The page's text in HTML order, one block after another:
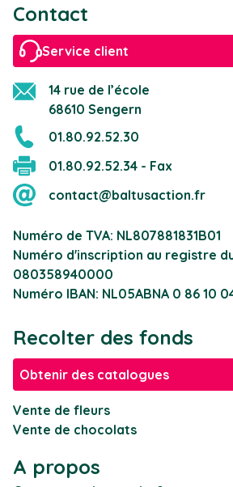
Contact
Service client
14 rue de l’école
68610 Sengern
01.80.92.52.30
01.80.92.52.34 - Fax
contact@baltusaction.fr
Numéro de TVA: NL807881831B01
Numéro d'inscription au registre
080358940000
Numéro IBAN: NL05ABNA 0 86 10
Recolter des fonds
Obtenir des catalogues
Vente de fleurs
Vente de chocolats
A propos